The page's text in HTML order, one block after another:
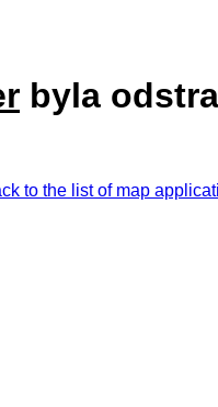
byla
to the list of map